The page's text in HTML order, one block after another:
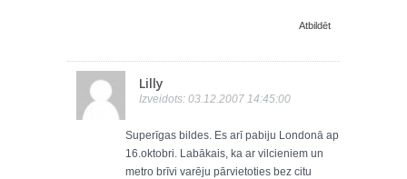
Atbildēt
Lilly
Izveidots: 03.12.2007 14:45:00
Superīgas bildes. Es arī pabiju Londonā ap
16.oktobri. Labākais, ka ar vilcieniem un
metro brīvi varēju pārvietoties bez citu